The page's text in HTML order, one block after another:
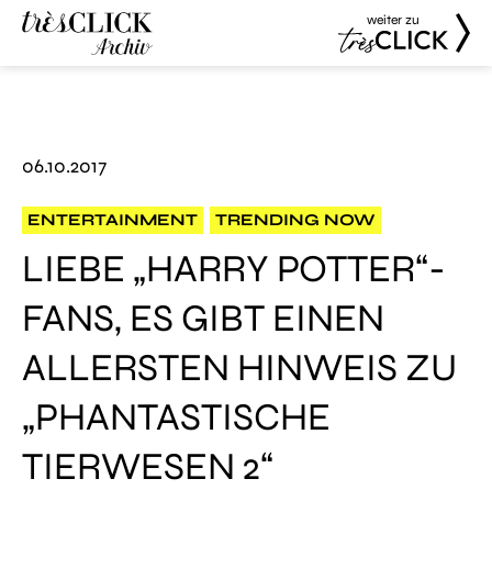
weiter zu
06.10.2017
ENTERTAINMENT TRENDING NOW
LIEBE „HARRY POTTER“-
FANS, ES GIBT EINEN
ALLERSTEN HINWEIS ZU
„PHANTASTISCHE
TIERWESEN 2“